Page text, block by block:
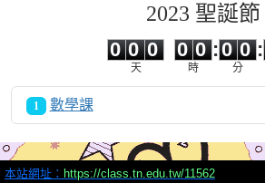
2023 聖誕節
0 0
0
0
天
0
0
0
0
時
:
0
0
0
0
分
:
1 數學課
本站網址： https://class.tn.edu.tw/11562